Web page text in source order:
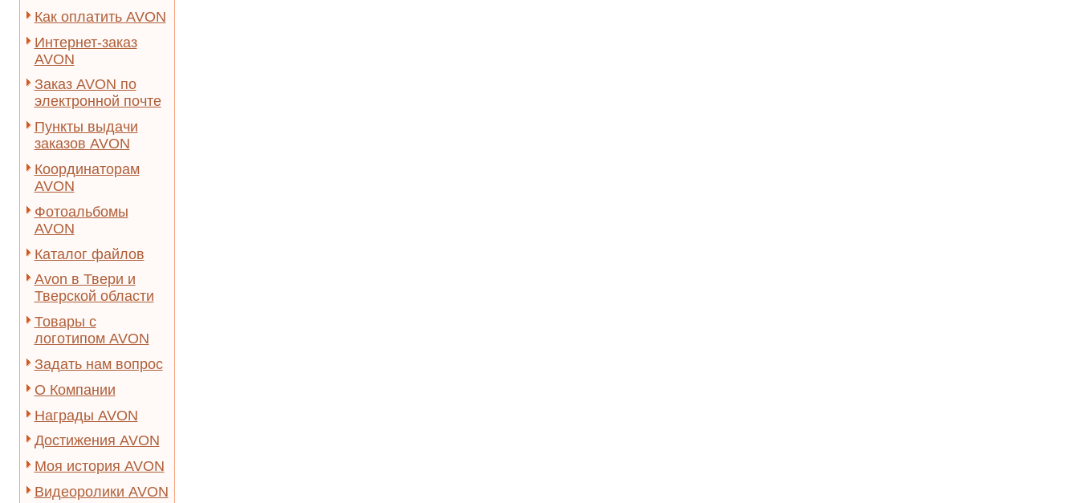
Как оплатить AVON
Интернет-заказ
AVON
Заказ AVON по
электронной почте
Пункты выдачи
заказов AVON
Координаторам
AVON
Фотоальбомы
AVON
Каталог файлов
Avon в Твери и
Тверской области
Товары с
логотипом AVON
Задать нам вопрос
О Компании
Награды AVON
Достижения AVON
Моя история AVON
Видеоролики AVON